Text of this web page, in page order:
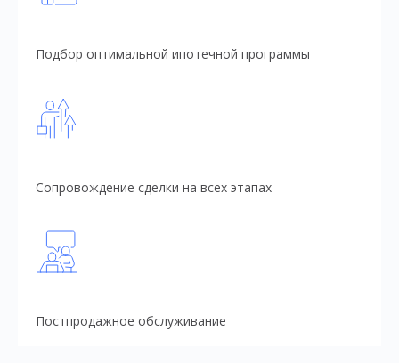
Подбор оптимальной ипотечной программы
Сопровождение сделки на всех этапах
Постпродажное обслуживание